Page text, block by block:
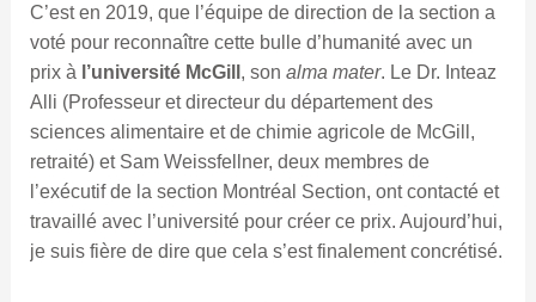
C’est en 2019, que l’équipe de direction de la section a
voté pour reconnaître cette bulle d’humanité avec un
prix à l’université McGill , son alma mater. Le Dr. Inteaz
Alli (Professeur et directeur du département des
sciences alimentaire et de chimie agricole de McGill,
retraité) et Sam Weissfellner, deux membres de
l’exécutif de la section Montréal Section, ont contacté et
travaillé avec l’université pour créer ce prix. Aujourd’hui,
je suis fière de dire que cela s’est finalement concrétisé.